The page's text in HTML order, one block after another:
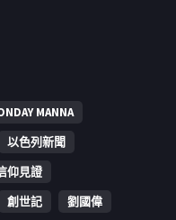
MANNA
以色列新聞
仰見證
創世記
劉國偉